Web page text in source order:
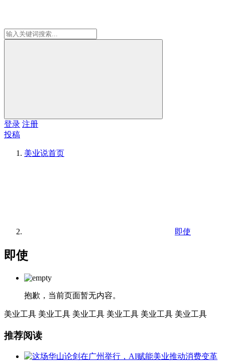
登录 注册
投稿
美业说首页
即使
即使
抱歉，当前页面暂无内容。
美业工具 美业工具 美业工具 美业工具 美业工具 美业工具
推荐阅读